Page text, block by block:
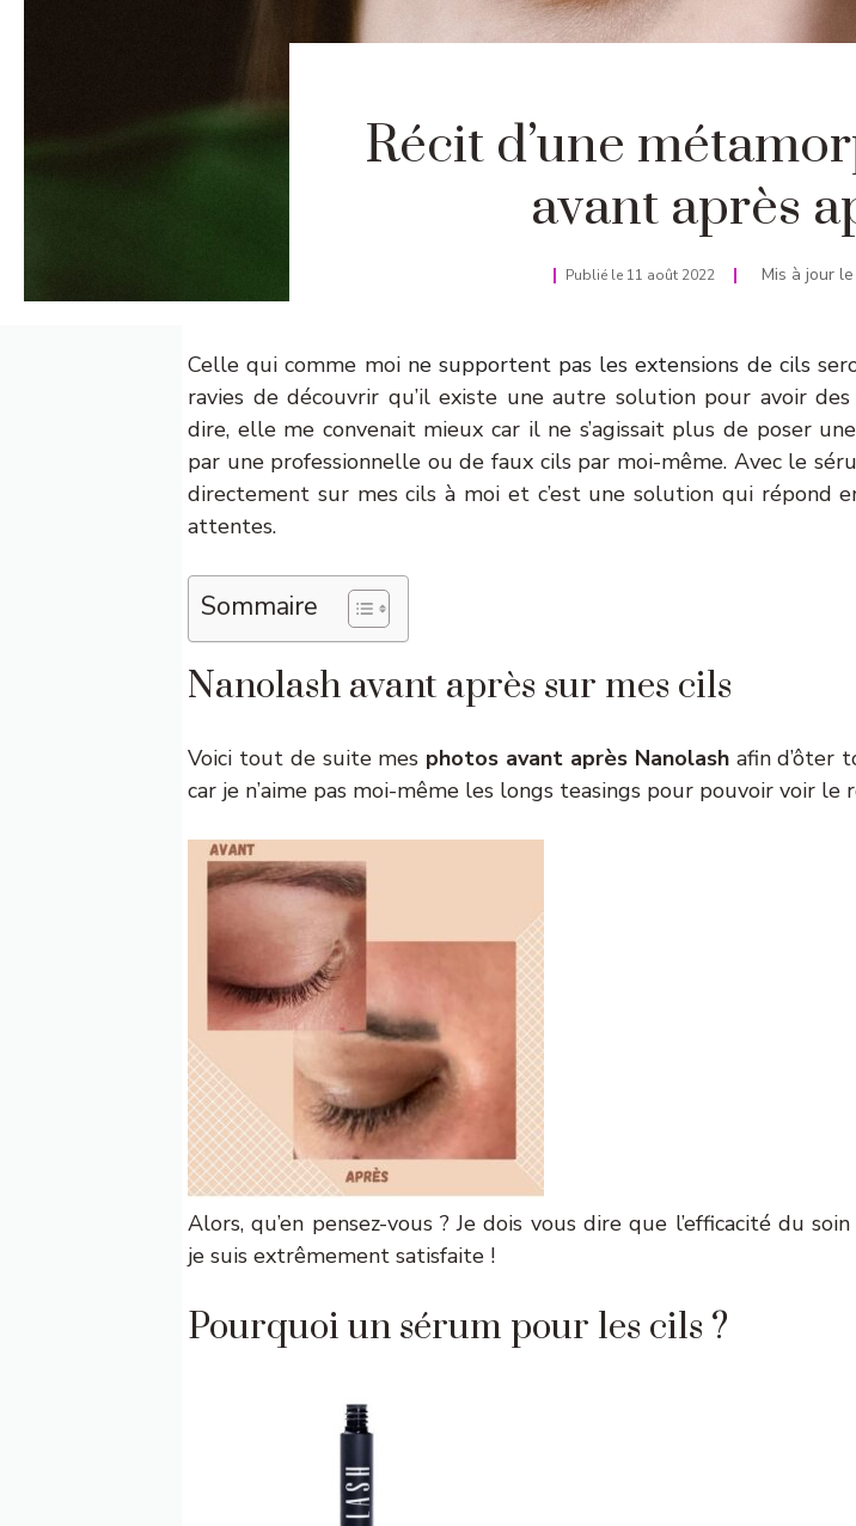
Récit d’une
avant après
Publié le 11 août 2022 Mis à jour le
Celle qui comme moi ne supportent pas les extensions de cils
ravies de découvrir qu’il existe une autre solution pour avoir
dire, elle me convenait mieux car il ne s’agissait plus de poser
par une professionnelle ou de faux cils par moi-même. Avec le
directement sur mes cils à moi et c’est une solution qui répond
attentes.
Sommaire
Nanolash avant après sur mes cils
Voici tout de suite mes photos avant après Nanolashafin d’ôter
car je n’aime pas moi-même les longs teasings pour pouvoir voir le
Alors, qu’en pensez-vous ? Je dois vous dire que l’efficacité du
je suis extrêmement satisfaite !
Pourquoi un sérum pour les cils ?